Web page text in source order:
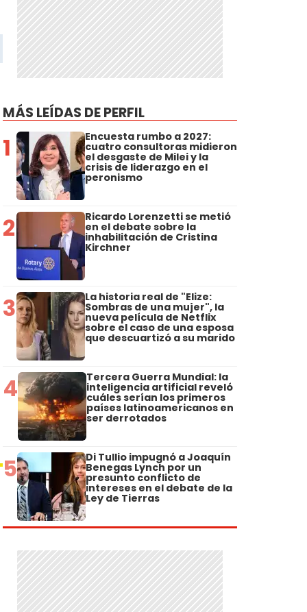
MÁS LEÍDAS DE PERFIL
1 Encuesta rumbo a 2027:
cuatro consultoras midieron
el desgaste de Milei y la
crisis de liderazgo en el
peronismo
2 Ricardo Lorenzetti se metió
en el debate sobre la
inhabilitación de Cristina
Kirchner
3 La historia real de "Elize:
Sombras de una mujer", la
nueva película de Netflix
sobre el caso de una esposa
que descuartizó a su marido
4 Tercera Guerra Mundial: la
inteligencia artificial reveló
cuáles serían los primeros
países latinoamericanos en
ser derrotados
5 Di Tullio impugnó a Joaquín
Benegas Lynch por un
presunto conflicto de
intereses en el debate de la
Ley de Tierras